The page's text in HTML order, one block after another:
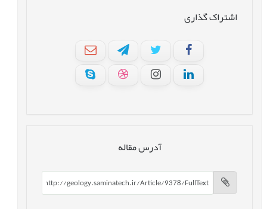
اشتراک گذاری
آدرس مقاله